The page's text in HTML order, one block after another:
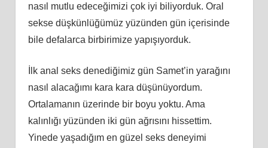
nasıl mutlu edeceğimizi çok iyi biliyorduk. Oral
sekse düşkünlüğümüz yüzünden gün içerisinde
bile defalarca birbirimize yapışıyorduk.
İlk anal seks denediğimiz gün Samet’in yarağını
nasıl alacağımı kara kara düşünüyordum.
Ortalamanın üzerinde bir boyu yoktu. Ama
kalınlığı yüzünden iki gün ağrısını hissettim.
Yinede yaşadığım en güzel seks deneyimi